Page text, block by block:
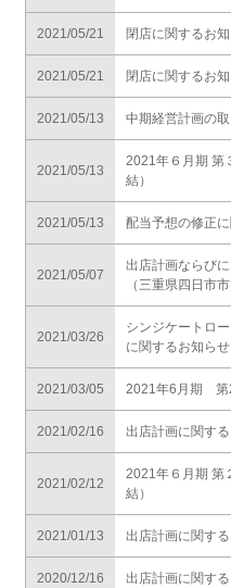
2021/05/21 閉店に関するお
2021/05/21 閉店に関するお
2021/05/13 中期経営計画の
2021/05/13
2021年６月期 第
結）
2021/05/13 配当予想の修正
2021/05/07
出店計画ならび
（三重県四日市市
2021/03/26
シンジケートロ
に関するお知らせ
2021/03/05 2021年6月期 第
2021/02/16 出店計画に関す
2021/02/12
2021年６月期 第
結）
2021/01/13 出店計画に関す
2020/12/16 出店計画に関す